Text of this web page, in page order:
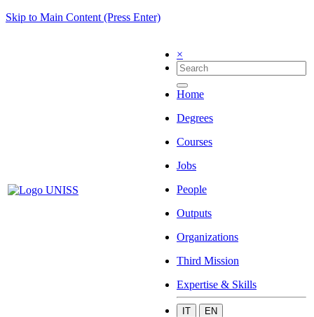
Skip to Main Content (Press Enter)
×
Home
Degrees
Courses
Jobs
People
Outputs
Organizations
Third Mission
Expertise & Skills
IT EN